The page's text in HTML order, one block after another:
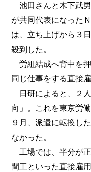
池田さんと木下武男
が共同代表になった
は、立ち上げから３
殺到した。
労組結成へ背中を押
同じ仕事をする直接
日研によると、２
向」。これを東京労
９月、派遣に転換し
なかった。
工場では、半分が
間工といった直接雇